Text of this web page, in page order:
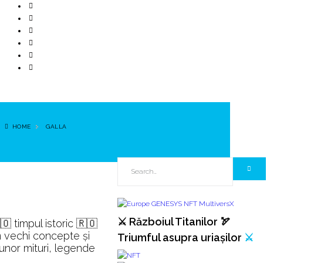
HOME GALLA
🇷🇴 timpul istoric 🇷🇴
vechi concepte și
mituri, legende
⚔️ Războiul Titanilor 🏹
Triumful asupra uriașilor ⚔️